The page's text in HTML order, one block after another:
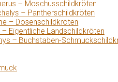
– Moschusschildkröten
– Pantherschildkröten
– Dosenschildkröten
Eigentliche Landschildkröten
– Buchstaben-